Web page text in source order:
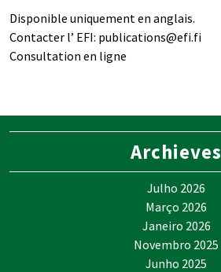
Disponible uniquement en anglais.
Contacter l’ EFI: publications@efi.fi
Consultation en ligne
Archieves
Julho 2026
Março 2026
Janeiro 2026
Novembro 2025
Junho 2025